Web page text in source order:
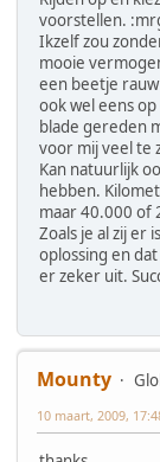
voorstellen.
Ikzelf zou
mooie
een beetje
ook wel eens
blade gereden
voor mij veel te
Kan natuurlijk
hebben.
maar 40.000 of
Zoals je al zij er
oplossing en
er zeker uit.
Mounty
10 maart, 2009,